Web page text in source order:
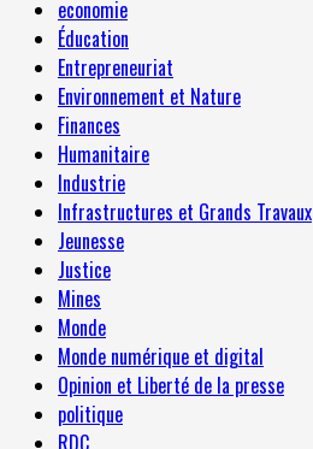
economie
Éducation
Entrepreneuriat
Environnement et Nature
Finances
Humanitaire
Industrie
Infrastructures et Grands Travaux
Jeunesse
Justice
Mines
Monde
Monde numérique et digital
Opinion et Liberté de la presse
politique
RDC